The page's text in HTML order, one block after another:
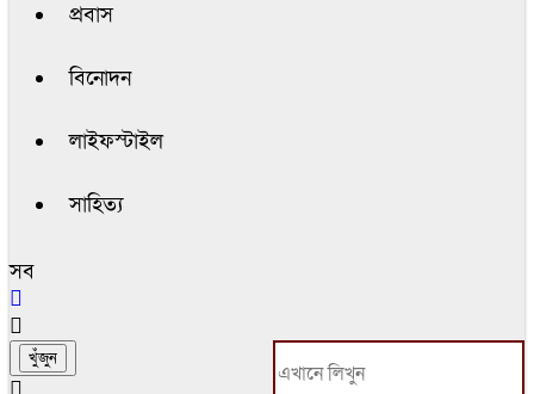
প্রবাস
বিনোদন
লাইফস্টাইল
সাহিত্য
সব